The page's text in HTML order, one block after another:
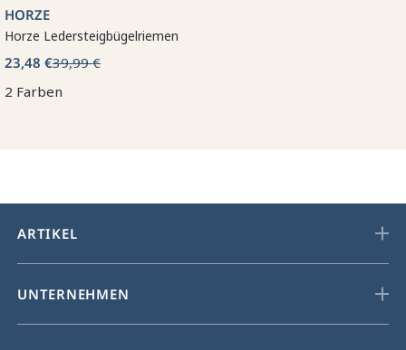
HORZE
Horze Ledersteigbügelriemen
23,48 €39,99 €
2 Farben
ARTIKEL
UNTERNEHMEN